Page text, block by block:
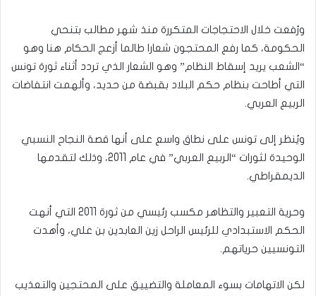
ورُفعت خلال الاحتجاجات المتكررة منذ شهر مطالب بتنحي
الحكومة، كما رفع المحتجون شعارا طالما أزعج الحكام هنا وهو
“الشعب يريد إسقاط النظام” وهو الشعار الذي تردد أثناء ثورة تونس
التي أطاحت بنظام حكم البلاد بقبضة من حديد، وألهمت انتفاضات
الربيع العربي.
ويُنظر إلى تونس على نطاق واسع على أنها قصة النجاح النسبي
الوحيدة لثورات “الربيع العربي” في عام 2011، وذلك لتقدمها
الديمقراطي.
وحرية التعبير والتظاهر مكسب رئيسي من ثورة 2011 التي أنهت
الحكم الاستبدادي للرئيس الراحل زين العابدين بن علي، وأهدت
التونسيين حرياتهم.
لكن الاتهامات بسوء المعاملة والتضييق على المحتجين والتعذيب